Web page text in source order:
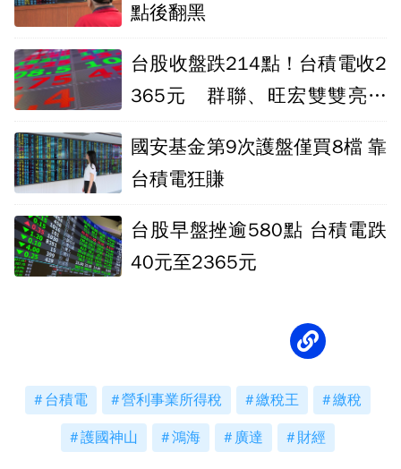
點後翻黑
台股收盤跌214點！台積電收2
365元 群聯、旺宏雙雙亮燈
國安基金第9次護盤僅買8檔 靠
台積電狂賺
台股早盤挫逾580點 台積電跌
40元至2365元
台積電 營利事業所得稅 繳稅王 繳稅
護國神山 鴻海 廣達 財經